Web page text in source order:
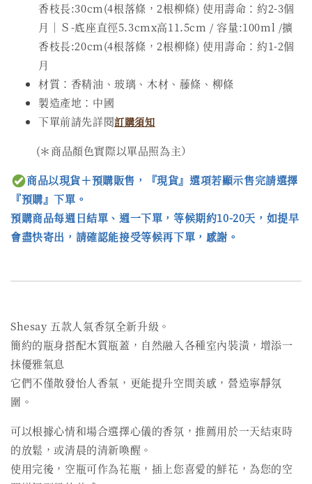
香枝長:30cm(4根落條，2根柳條) 使用壽命：約2-3個
月｜Ｓ-底座直徑5.3cmx高11.5cm / 容量:100ml /擴
香枝長:20cm(4根落條，2根柳條) 使用壽命：約1-2個
月
材質：香精油、玻璃、木材、藤條、柳條
製造產地：中國
下單前請先詳閱訂購須知
(＊商品顏色實際以單品照為主）
商品以現貨＋預購販售，『現貨』選項若顯示售完請選擇
『預購』下單。
預購商品每週日結單、週一下單，等候期約10-20天，如提早
會盡快寄出，請確認能接受等候再下單，感謝。
Shesay 五款人氣香氛全新升級。
簡約的瓶身搭配木質瓶蓋，自然融入各種室內裝潢，增添一
抹優雅氣息
它們不僅散發怡人香氣，更能提升空間美感，營造寧靜氛
圍。
可以根據心情和場合選擇心儀的香氛，推薦用於一天結束時
的放鬆，或清晨的清新喚醒。
使用完後，空瓶可作為花瓶，插上您喜愛的鮮花，為您的空